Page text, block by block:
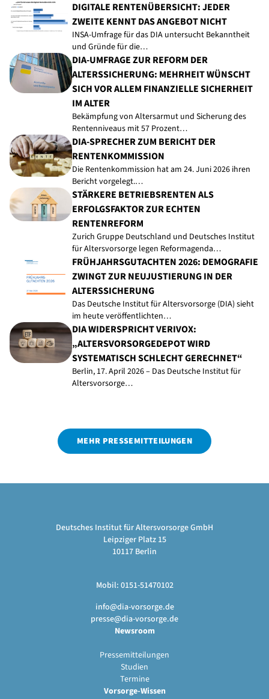
DIGITALE RENTENÜBERSICHT: JEDER
ZWEITE KENNT DAS ANGEBOT NICHT
INSA-Umfrage für das DIA untersucht Bekanntheit
und Gründe für die…
DIA-UMFRAGE ZUR REFORM DER
ALTERSSICHERUNG: MEHRHEIT WÜNSCHT
SICH VOR ALLEM FINANZIELLE SICHERHEIT
IM ALTER
Bekämpfung von Altersarmut und Sicherung des
Rentenniveaus mit 57 Prozent…
DIA-SPRECHER ZUM BERICHT DER
RENTENKOMMISSION
Die Rentenkommission hat am 24. Juni 2026 ihren
Bericht vorgelegt.…
STÄRKERE BETRIEBSRENTEN ALS
ERFOLGSFAKTOR ZUR ECHTEN
RENTENREFORM
Zurich Gruppe Deutschland und Deutsches Institut
für Altersvorsorge legen Reformagenda…
FRÜHJAHRSGUTACHTEN 2026: DEMOGRAFIE
ZWINGT ZUR NEUJUSTIERUNG IN DER
ALTERSSICHERUNG
Das Deutsche Institut für Altersvorsorge (DIA) sieht
im heute veröffentlichten…
DIA WIDERSPRICHT VERIVOX:
„ALTERSVORSORGEDEPOT WIRD
SYSTEMATISCH SCHLECHT GERECHNET“
Berlin, 17. April 2026 – Das Deutsche Institut für
Altersvorsorge…
MEHR PRESSEMITTEILUNGEN
Deutsches Institut für Altersvorsorge GmbH
Leipziger Platz 15
10117 Berlin
Mobil: 0151-51470102
info@dia-vorsorge.de
presse@dia-vorsorge.de
Newsroom
Pressemitteilungen
Studien
Termine
Vorsorge-Wissen